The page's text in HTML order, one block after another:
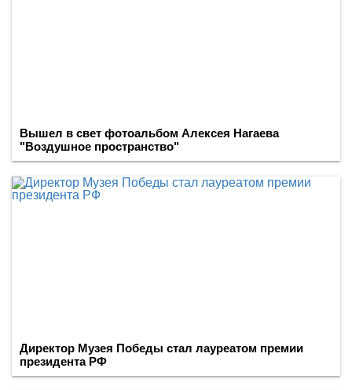
Вышел в свет фотоальбом Алексея Нагаева
"Воздушное пространство"
Директор Музея Победы стал лауреатом премии
президента РФ